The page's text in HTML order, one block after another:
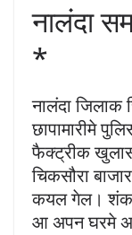
नालंदा
*
नालंदा जिलाक
छापामारीमे
फैक्ट्रीक
चिकसौरा
कयल गेल। शंकर
आ अपन घरमे